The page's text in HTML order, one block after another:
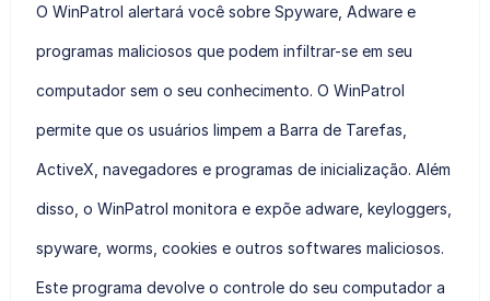
O WinPatrol alertará você sobre Spyware, Adware e
programas maliciosos que podem infiltrar-se em seu
computador sem o seu conhecimento. O WinPatrol
permite que os usuários limpem a Barra de Tarefas,
ActiveX, navegadores e programas de inicialização. Além
disso, o WinPatrol monitora e expõe adware, keyloggers,
spyware, worms, cookies e outros softwares maliciosos.
Este programa devolve o controle do seu computador a